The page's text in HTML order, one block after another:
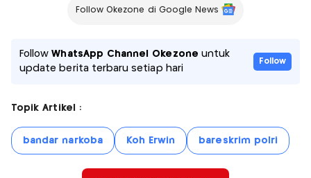
Follow Okezone di Google News
FollowWhatsApp Channel Okezone untuk
update berita terbaru setiap hari
Follow
Topik Artikel :
bandar narkoba Koh Erwin bareskrim polri